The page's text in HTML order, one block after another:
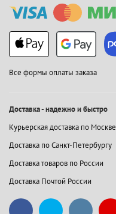
Все формы оплаты заказа
Доставка - надежно и быстро
Курьерская доставка по Москве
Доставка по Санкт-Петербургу
Доставка товаров по России
Доставка Почтой России